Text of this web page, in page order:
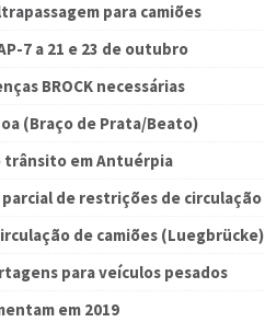
para camiões
7 a 21 e 23 de outubro
BROCK necessárias
(Braço de Prata/Beato)
trânsito em Antuérpia
de restrições de circulação
de camiões (Luegbrücke)
para veículos pesados
em 2019